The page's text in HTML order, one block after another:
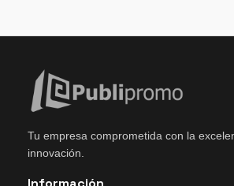
Tu empresa comprometida con la
innovación.